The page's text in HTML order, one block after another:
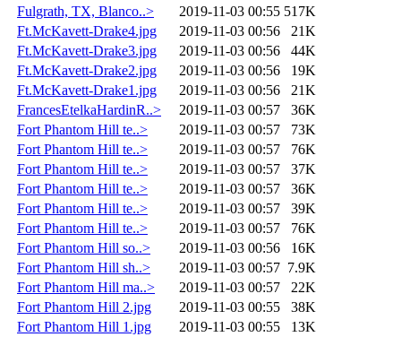
Fulgrath, TX, Blanco..>
2019-11-03 00:55 517K
Ft.McKavett-Drake4.jpg
2019-11-03 00:56
21K
Ft.McKavett-Drake3.jpg
2019-11-03 00:56
44K
Ft.McKavett-Drake2.jpg
2019-11-03 00:56
19K
Ft.McKavett-Drake1.jpg
2019-11-03 00:56
21K
FrancesEtelkaHardinR..>
2019-11-03 00:57
36K
Fort Phantom Hill te..>
2019-11-03 00:57
73K
Fort Phantom Hill te..>
2019-11-03 00:57
76K
Fort Phantom Hill te..>
2019-11-03 00:57
37K
Fort Phantom Hill te..>
2019-11-03 00:57
36K
Fort Phantom Hill te..>
2019-11-03 00:57
39K
Fort Phantom Hill te..>
2019-11-03 00:57
76K
Fort Phantom Hill so..>
2019-11-03 00:56
16K
Fort Phantom Hill sh..>
2019-11-03 00:57 7.9K
Fort Phantom Hill ma..>
2019-11-03 00:57
22K
Fort Phantom Hill 2.jpg
2019-11-03 00:55
38K
Fort Phantom Hill 1.jpg
2019-11-03 00:55
13K